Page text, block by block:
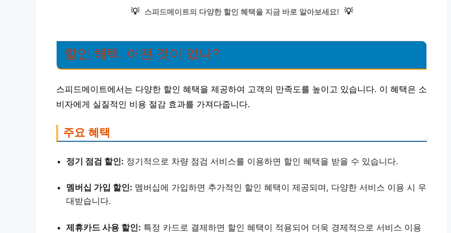
💡 스피드메이트의 다양한 할인 혜택을 지금 바로 알아보세요! 💡
할인 혜택, 어떤 것이 있나?
스피드메이트에서는 다양한 할인 혜택을 제공하여 고객의 만족도를 높이고 있습니다. 이 혜택은 소
비자에게 실질적인 비용 절감 효과를 가져다줍니다.
주요 혜택
정기 점검 할인: 정기적으로 차량 점검 서비스를 이용하면 할인 혜택을 받을 수 있습니다.
멤버십 가입 할인: 멤버십에 가입하면 추가적인 할인 혜택이 제공되며, 다양한 서비스 이용 시 우
대받습니다.
제휴카드 사용 할인: 특정 카드로 결제하면 할인 혜택이 적용되어 더욱 경제적으로 서비스 이용